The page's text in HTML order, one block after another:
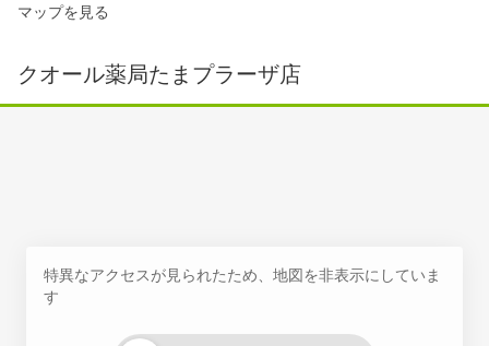
マップを見る
クオール薬局たまプラーザ店
特異なアクセスが見られたため、地図を非表示にしていま
す